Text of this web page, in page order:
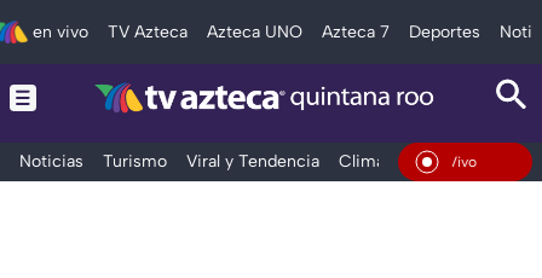
en vivo TV Azteca Azteca UNO Azteca 7 Deportes
Noticias Turismo Viral y Tendencia Clima Tráfico
En Vivo